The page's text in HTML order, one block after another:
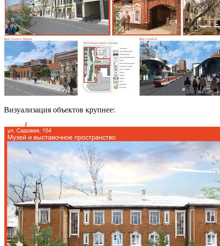
Визуализация объектов крупнее: